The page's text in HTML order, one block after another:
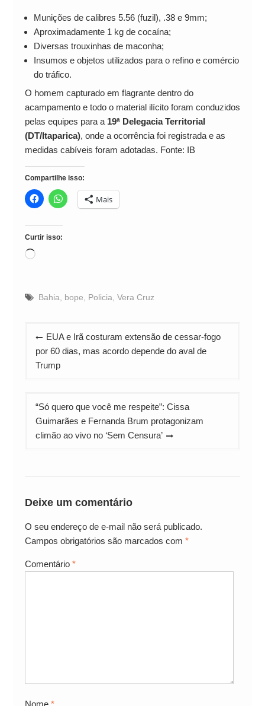
Munições de calibres 5.56 (fuzil), .38 e 9mm;
Aproximadamente 1 kg de cocaína;
Diversas trouxinhas de maconha;
Insumos e objetos utilizados para o refino e comércio
do tráfico.
O homem capturado em flagrante dentro do
acampamento e todo o material ilícito foram conduzidos
pelas equipes para a 19ª Delegacia Territorial
(DT/Itaparica), onde a ocorrência foi registrada e as
medidas cabíveis foram adotadas. Fonte: IB
Compartilhe isso:
Mais
Curtir isso:
Carregando...
Bahia bope Policia Vera Cruz
Navegação
de
Post
EUA e Irã costuram extensão de cessar-fogo
por 60 dias, mas acordo depende do aval de
Trump
“Só quero que você me respeite”: Cissa
Guimarães e Fernanda Brum protagonizam
climão ao vivo no ‘Sem Censura’
Deixe um comentário
O seu endereço de e-mail não será publicado.
Campos obrigatórios são marcados com *
Comentário *
Nome *